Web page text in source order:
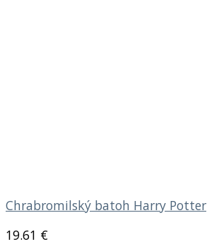
Chrabromilský batoh Harry Potter
19.61 €